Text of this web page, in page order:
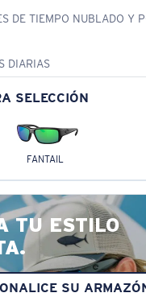
DE TIEMPO NUBLADO Y
DIARIAS
SELECCIÓN
FANTAIL
TU ESTILO
SU